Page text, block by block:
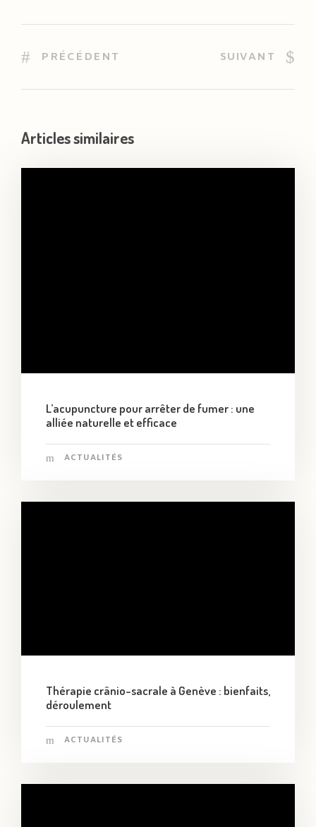
PRÉCÉDENT SUIVANT
Articles similaires
L’acupuncture pour arrêter de fumer : une
alliée naturelle et efficace
ACTUALITÉS
Thérapie crânio-sacrale à Genève : bienfaits,
déroulement
ACTUALITÉS